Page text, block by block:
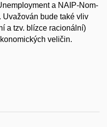
a NAIP-Nom-
Uvažován bude také vliv
a tzv. blízce racionální)
veličin.